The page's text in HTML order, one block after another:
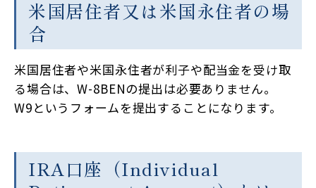
米国居住者又は米国永住者の場
合
米国居住者や米国永住者が利子や配当金を受け取
る場合は、W-8BENの提出は必要ありません。
W9というフォームを提出することになります。
IRA口座（Individual